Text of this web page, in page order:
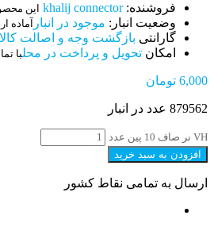
فروشنده:khalij connector این محصول طی ۷ روز
وضعیت انبار: موجود در انبار آماده
گارانتی بازگشت وجه و اصالت کالا
امکان تحویل و پرداخت در محلبا
6,000 تومان
879562 عدد در انبار
VH نر صاف 10 پین عدد
افزودن به سبد خرید
ارسال به تمامی نقاط کشور